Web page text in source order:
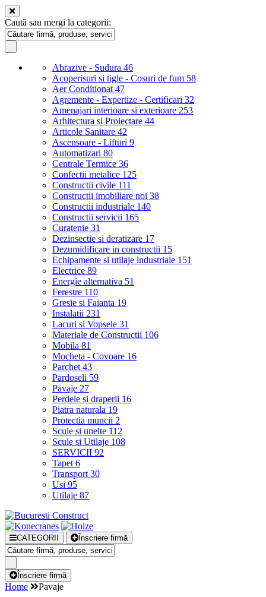
Caută sau mergi la categorii:
Abrazive - Sudura 46
Acoperisuri si tigle - Cosuri de fum 58
Aer Conditionat 47
Agremente - Expertize - Certificari 32
Amenajari interioare si exterioare 253
Arhitectura si Proiectare 44
Articole Sanitare 42
Ascensoare - Lifturi 9
Automatizari 80
Centrale Termice 36
Confectii metalice 125
Constructii civile 111
Constructii imobiliare noi 38
Constructii industriale 140
Constructii servicii 165
Curatenie 31
Dezinsectie si deratizare 17
Dezumidificare in constructii 15
Echipamente si utilaje industriale 151
Electrice 89
Energie alternativa 51
Ferestre 110
Gresie si Faianta 19
Instalatii 231
Lacuri si Vopsele 31
Materiale de Constructii 106
Mobila 81
Mocheta - Covoare 16
Parchet 43
Pardoseli 59
Pavaje 27
Perdele si draperii 16
Piatra naturala 19
Protectia muncii 2
Scule si unelte 112
Scule si Utilaje 108
SERVICII 92
Tapet 6
Transport 30
Usi 95
Utilaje 87
CATEGORII Înscriere firmă
Înscriere firmă
Home Pavaje